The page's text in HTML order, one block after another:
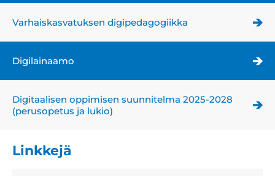
Varhaiskasvatuksen digipedagogiikka
Digilainaamo
Digitaalisen oppimisen suunnitelma 2025-2028
(perusopetus ja lukio)
Linkkejä